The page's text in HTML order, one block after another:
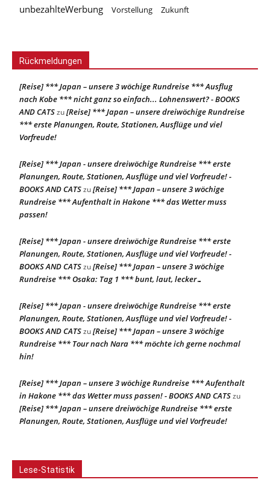
unbezahlteWerbung Vorstellung Zukunft
Rückmeldungen
[Reise] *** Japan – unsere 3 wöchige Rundreise *** Ausflug
nach Kobe *** nicht ganz so einfach... Lohnenswert? - BOOKS
AND CATSzu[Reise] *** Japan – unsere dreiwöchige Rundreise
*** erste Planungen, Route, Stationen, Ausflüge und viel
Vorfreude!
[Reise] *** Japan - unsere dreiwöchige Rundreise *** erste
Planungen, Route, Stationen, Ausflüge und viel Vorfreude! -
BOOKS AND CATSzu[Reise] *** Japan – unsere 3 wöchige
Rundreise *** Aufenthalt in Hakone *** das Wetter muss
passen!
[Reise] *** Japan - unsere dreiwöchige Rundreise *** erste
Planungen, Route, Stationen, Ausflüge und viel Vorfreude! -
BOOKS AND CATSzu[Reise] *** Japan – unsere 3 wöchige
Rundreise *** Osaka: Tag 1 *** bunt, laut, lecker…
[Reise] *** Japan - unsere dreiwöchige Rundreise *** erste
Planungen, Route, Stationen, Ausflüge und viel Vorfreude! -
BOOKS AND CATSzu[Reise] *** Japan – unsere 3 wöchige
Rundreise *** Tour nach Nara *** möchte ich gerne nochmal
hin!
[Reise] *** Japan – unsere 3 wöchige Rundreise *** Aufenthalt
in Hakone *** das Wetter muss passen! - BOOKS AND CATSzu
[Reise] *** Japan – unsere dreiwöchige Rundreise *** erste
Planungen, Route, Stationen, Ausflüge und viel Vorfreude!
Lese-Statistik